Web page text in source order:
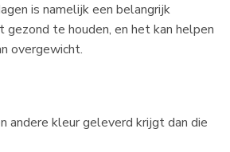
is namelijk een belangrijk
te houden, en het kan helpen
overgewicht.
andere kleur geleverd krijgt dan die